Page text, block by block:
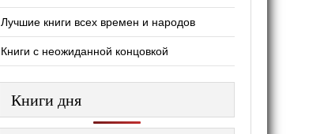
Лучшие книги всех времен и народов
Книги с неожиданной концовкой
Книги дня